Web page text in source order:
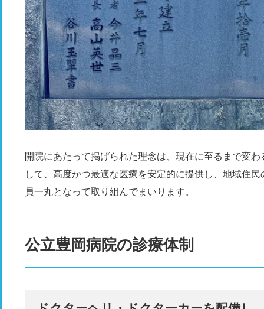
開院にあたって掲げられた理念は、現在に至るまで変
して、高度かつ最適な医療を安定的に提供し、地域住
員一丸となって取り組んでまいります。
公立豊岡病院の診療体制